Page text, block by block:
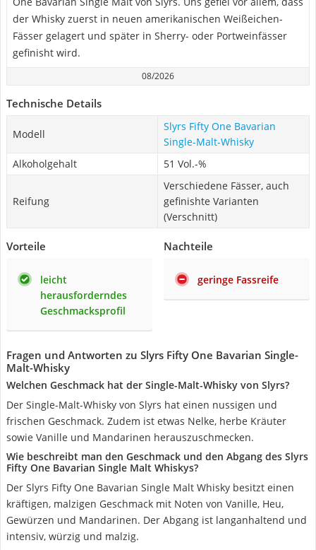
der Whisky zuerst in neuen amerikanischen Weißeichen-
Fässer gelagert und später in Sherry- oder Portweinfässer
gefinisht wird.
08/2026
Technische Details
Modell
Slyrs Fifty One Bavarian
Single-Malt-Whisky
Alkoholgehalt
51 Vol.-%
Reifung
Verschiedene Fässer, auch
gefinishte Varianten
(Verschnitt)
Vorteile
leicht
herausforderndes
Geschmacksprofil
Nachteile
geringe Fassreife
Fragen und Antworten zu Slyrs Fifty One Bavarian Single-
Malt-Whisky
Welchen Geschmack hat der Single-Malt-Whisky von Slyrs?
Der Single-Malt-Whisky von Slyrs hat einen nussigen und
frischen Geschmack. Zudem ist etwas Nelke, herbe Kräuter
sowie Vanille und Mandarinen herauszuschmecken.
Wie beschreibt man den Geschmack und den Abgang des Slyrs
Fifty One Bavarian Single Malt Whiskys?
Der Slyrs Fifty One Bavarian Single Malt Whisky besitzt einen
kräftigen, malzigen Geschmack mit Noten von Vanille, Heu,
Gewürzen und Mandarinen. Der Abgang ist langanhaltend und
intensiv, würzig und malzig.